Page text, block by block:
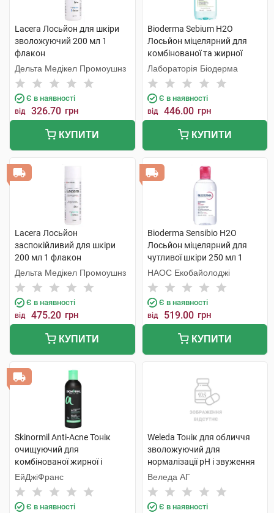
Lacera Лосьйон для шкіри
зволожуючий 200 мл 1
флакон
Дельта Медікел Промоушнз
Є в наявності
від 326.70 грн
КУПИТИ
Bioderma Sebium H2O
Лосьйон міцелярний для
комбінованої та жирної
шкіри 250 мл 1 флакон
Лабораторія Біодерма
Є в наявності
від 446.00 грн
КУПИТИ
Lacera Лосьйон
заспокійливий для шкіри
200 мл 1 флакон
Дельта Медікел Промоушнз
Є в наявності
від 475.20 грн
КУПИТИ
Bioderma Sensibio H2O
Лосьйон міцелярний для
чутливої шкіри 250 мл 1
флакон
НАОС Екобайолоджі
Є в наявності
від 519.00 грн
КУПИТИ
Skinormil Anti-Acne Тонік
очищуючий для
комбінованої жирної і
схильної до акне шкіри 200
мл 1 флакон
ЕйДжіФранс
Є в наявності
Weleda Тонік для обличчя
зволожуючий для
нормалізації pH і звуження
пор з органічним
гамамелісом 150 мл 1
флакон
Веледа АГ
Є в наявності